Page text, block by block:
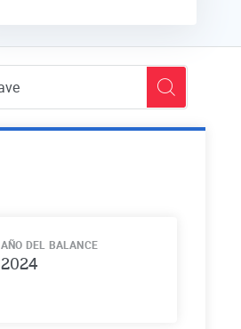
AÑO DEL BALANCE
2024